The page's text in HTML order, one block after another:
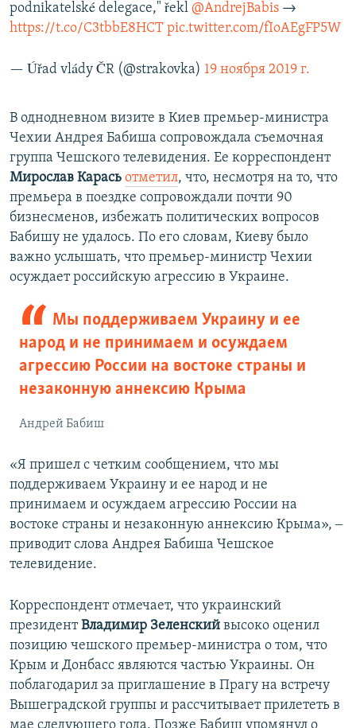
podnikatelské delegace," řekl @AndrejBabis →
https://t.co/C3tbbE8HCT pic.twitter.com/fIoAEgFP5W
— Úřad vlády ČR (@strakovka) 19 ноября 2019 г.
В однодневном визите в Киев премьер-министра
Чехии Андрея Бабиша сопровождала съемочная
группа Чешского телевидения. Ее корреспондент
Мирослав Карась отметил, что, несмотря на то, что
премьера в поездке сопровождали почти 90
бизнесменов, избежать политических вопросов
Бабишу не удалось. По его словам, Киеву было
важно услышать, что премьер-министр Чехии
осуждает российскую агрессию в Украине.
Мы поддерживаем Украину и ее
народ и не принимаем и осуждаем
агрессию России на востоке страны и
незаконную аннексию Крыма
Андрей Бабиш
«Я пришел с четким сообщением, что мы
поддерживаем Украину и ее народ и не
принимаем и осуждаем агрессию России на
востоке страны и незаконную аннексию Крыма», ‒
приводит слова Андрея Бабиша Чешское
телевидение.
Корреспондент отмечает, что украинский
президентВладимир Зеленский высоко оценил
позицию чешского премьер-министра о том, что
Крым и Донбасс являются частью Украины. Он
поблагодарил за приглашение в Прагу на встречу
Вышеградской группы и рассчитывает прилететь в